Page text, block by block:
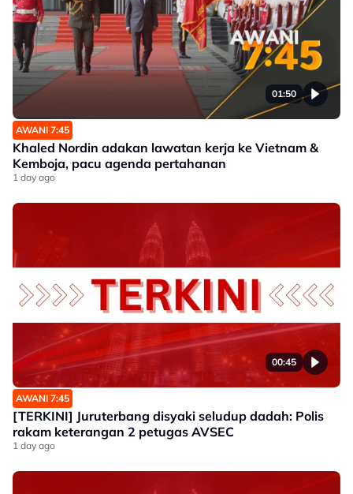
01:50
AWANI 7:45
Khaled Nordin adakan lawatan kerja ke Vietnam &
Kemboja, pacu agenda pertahanan
1 day ago
00:45
AWANI 7:45
[TERKINI] Juruterbang disyaki seludup dadah: Polis
rakam keterangan 2 petugas AVSEC
1 day ago